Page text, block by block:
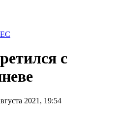
ЕС
с
2021, 19:54